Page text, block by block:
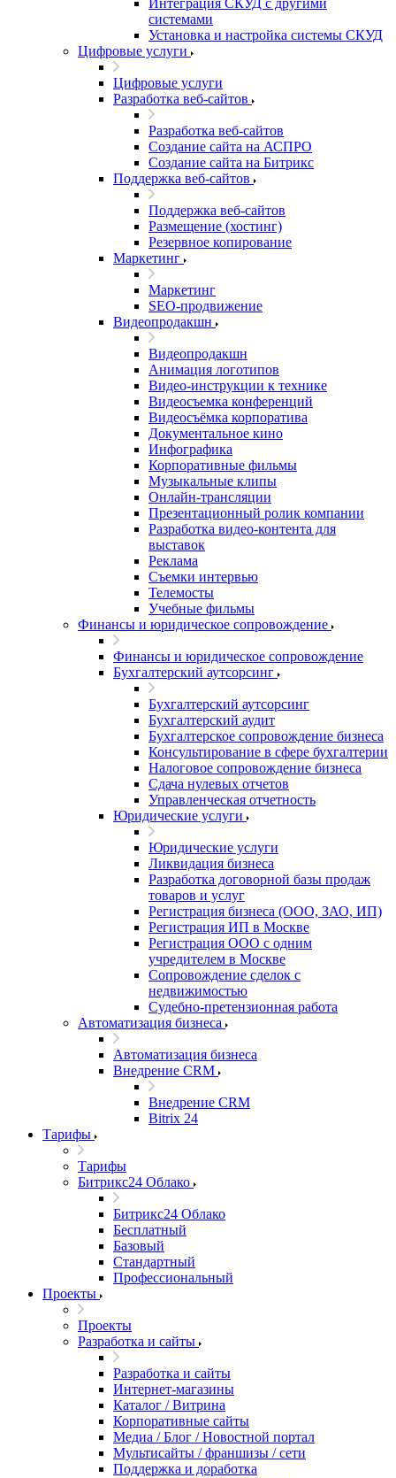
Интеграция СКУД с другими
системами
Установка и настройка системы СКУД
Цифровые услуги
Цифровые услуги
Разработка веб-сайтов
Разработка веб-сайтов
Создание сайта на АСПРО
Создание сайта на Битрикс
Поддержка веб-сайтов
Поддержка веб-сайтов
Размещение (хостинг)
Резервное копирование
Маркетинг
Маркетинг
SEO-продвижение
Видеопродакшн
Видеопродакшн
Анимация логотипов
Видео-инструкции к технике
Видеосъемка конференций
Видеосъёмка корпоратива
Документальное кино
Инфографика
Корпоративные фильмы
Музыкальные клипы
Онлайн-трансляции
Презентационный ролик компании
Разработка видео-контента для
выставок
Реклама
Съемки интервью
Телемосты
Учебные фильмы
Финансы и юридическое сопровождение
Финансы и юридическое сопровождение
Бухгалтерский аутсорсинг
Бухгалтерский аутсорсинг
Бухгалтерский аудит
Бухгалтерское сопровождение бизнеса
Консультирование в сфере бухгалтерии
Налоговое сопровождение бизнеса
Сдача нулевых отчетов
Управленческая отчетность
Юридические услуги
Юридические услуги
Ликвидация бизнеса
Разработка договорной базы продаж
товаров и услуг
Регистрация бизнеса (ООО, ЗАО, ИП)
Регистрация ИП в Москве
Регистрация ООО с одним
учредителем в Москве
Сопровождение сделок с
недвижимостью
Судебно-претензионная работа
Автоматизация бизнеса
Автоматизация бизнеса
Внедрение CRM
Внедрение CRM
Bitrix 24
Тарифы
Тарифы
Битрикс24 Облако
Битрикс24 Облако
Бесплатный
Базовый
Стандартный
Профессиональный
Проекты
Проекты
Разработка и сайты
Разработка и сайты
Интернет-магазины
Каталог / Витрина
Корпоративные сайты
Медиа / Блог / Новостной портал
Мультисайты / франшизы / сети
Поддержка и доработка